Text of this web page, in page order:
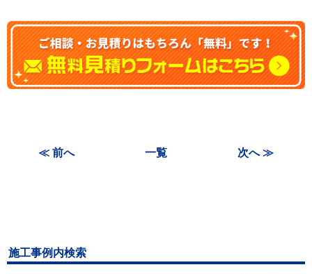
≪ 前へ 一覧 次へ ≫
施工事例内検索